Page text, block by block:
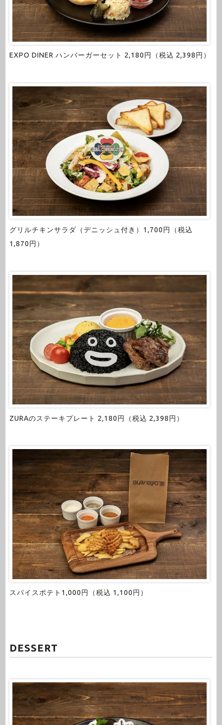
EXPO DINER ハンバーガーセット 2,180円（税込 2,398円）
グリルチキンサラダ（デニッシュ付き）1,700円（税込
1,870円）
ZURAのステーキプレート 2,180円（税込 2,398円）
スパイスポテト1,000円（税込 1,100円）
DESSERT